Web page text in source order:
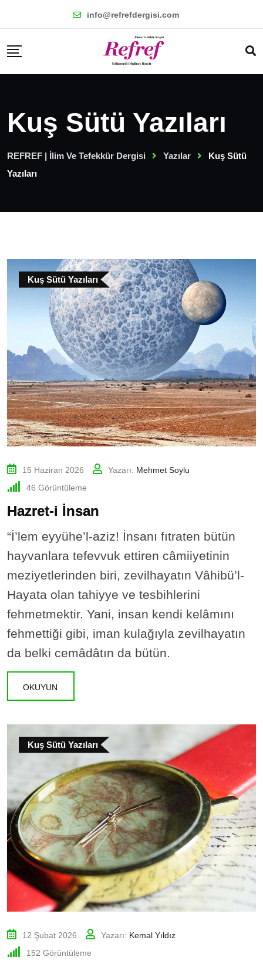
content
info@refrefdergisi.com
Kuş Sütü Yazıları
REFREF | İlim Ve Tefekkür Dergisi Yazılar
Kuş Sütü
Yazıları
Kuş Sütü Yazıları
15 Haziran 2026 Yazarı: Mehmet Soylu
46 Görüntüleme
Hazret-i İnsan
“İ’lem eyyühe’l-aziz! İnsanı fıtraten bütün
hayvanlara tefevvuk ettiren câmiiyetinin
meziyetlerinden biri, zevilhayatın Vâhibü’l-
Hayata olan tahiyye ve tesbihlerini
fehmetmektir. Yani, insan kendi kelâmını
fehmettiği gibi, iman kulağıyla zevilhayatın
da belki cemâdâtın da bütün.
OKUYUN
Kuş Sütü Yazıları
12 Şubat 2026 Yazarı: Kemal Yıldız
152 Görüntüleme